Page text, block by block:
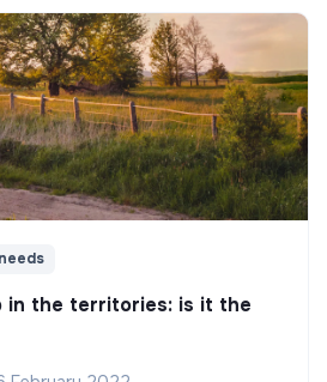
in the territories: is it the